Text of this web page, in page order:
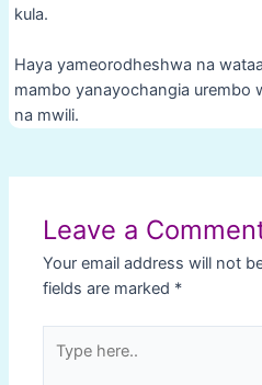
kula.
Haya yameorodheshwa na
mambo yanayochangia urembo
na mwili.
Leave a
Your email address will not
fields are marked *
here..